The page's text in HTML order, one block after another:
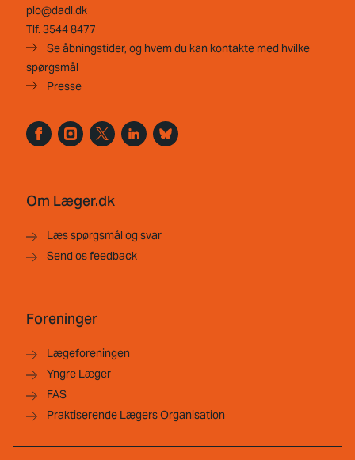
plo@dadl.dk
Tlf.3544 8477
Se åbningstider, og hvem du kan kontakte med hvilke
spørgsmål
Presse
Om Læger.dk
Læs spørgsmål og svar
Send os feedback
Foreninger
Lægeforeningen
Yngre Læger
FAS
Praktiserende Lægers Organisation